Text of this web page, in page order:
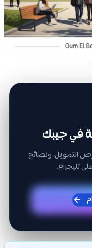
في جيبك
التمويل، ونصائح
تليجرام.